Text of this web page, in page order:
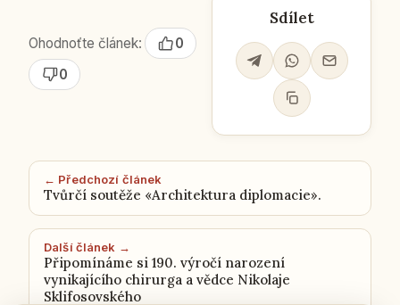
Ohodnoťte článek:
0
0
Sdílet
← Předchozí článek
Tvůrčí soutěže «Architektura diplomacie».
Další článek →
Připomínáme si 190. výročí narození
vynikajícího chirurga a vědce Nikolaje
Sklifosovského